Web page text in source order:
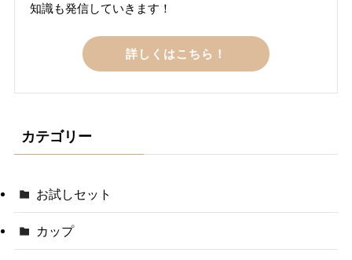
知識も発信していきます！
詳しくはこちら！
カテゴリー
お試しセット
カップ